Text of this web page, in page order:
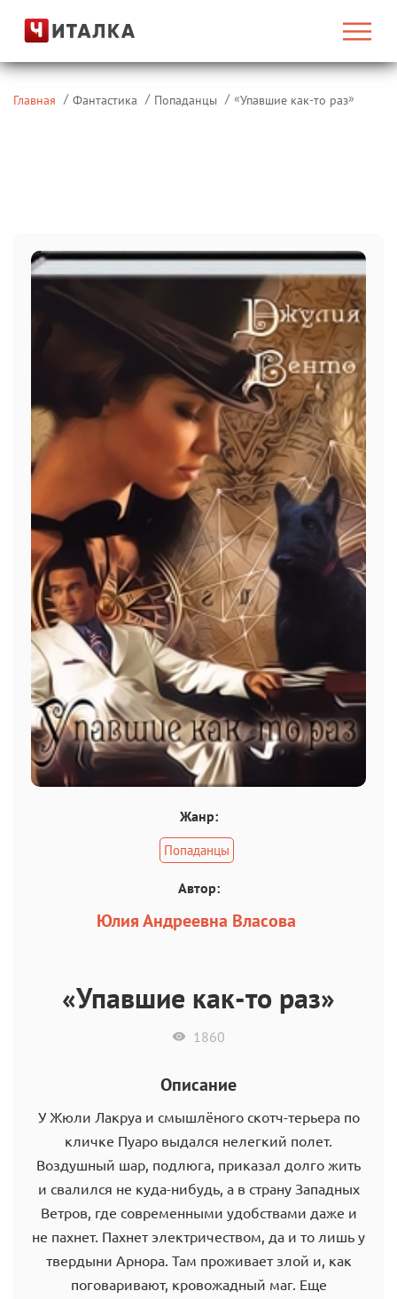
Главная Фантастика Попаданцы «Упавшие как-то раз»
Жанр:
Попаданцы
Автор:
Юлия Андреевна Власова
«Упавшие как-то раз»
1860
Описание
У Жюли Лакруа и смышлёного скотч-терьера по
кличке Пуаро выдался нелегкий полет.
Воздушный шар, подлюга, приказал долго жить
и свалился не куда-нибудь, а в страну Западных
Ветров, где современными удобствами даже и
не пахнет. Пахнет электричеством, да и то лишь у
твердыни Арнора. Там проживает злой и, как
поговаривают, кровожадный маг. Еще